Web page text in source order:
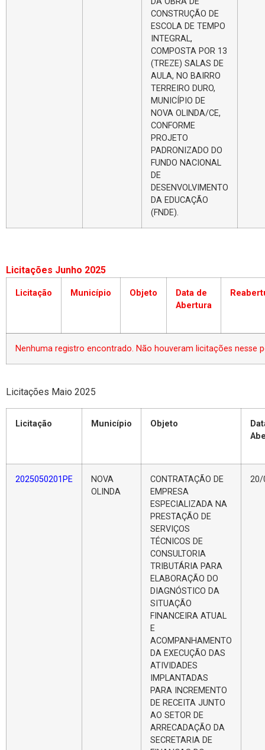
CONSTRUÇÃO DE
ESCOLA DE TEMPO
INTEGRAL,
COMPOSTA POR 13
(TREZE) SALAS DE
AULA, NO BAIRRO
TERREIRO DURO,
MUNICÍPIO DE
NOVA OLINDA/CE,
CONFORME
PROJETO
PADRONIZADO DO
FUNDO NACIONAL
DE
DESENVOLVIMENTO
DA EDUCAÇÃO
(FNDE).
Licitações Junho 2025
Licitação Município Objeto
Data de
Abertura
Nenhuma registro encontrado. Não houveram licitações nesse
Licitações Maio 2025
Licitação Município Objeto
2025050201PE
NOVA
OLINDA
CONTRATAÇÃO DE
EMPRESA
ESPECIALIZADA NA
PRESTAÇÃO DE
SERVIÇOS
TÉCNICOS DE
CONSULTORIA
TRIBUTÁRIA PARA
ELABORAÇÃO DO
DIAGNÓSTICO DA
SITUAÇÃO
FINANCEIRA ATUAL
E
ACOMPANHAMENTO
DA EXECUÇÃO DAS
ATIVIDADES
IMPLANTADAS
PARA INCREMENTO
DE RECEITA JUNTO
AO SETOR DE
ARRECADAÇÃO DA
SECRETARIA DE
20/